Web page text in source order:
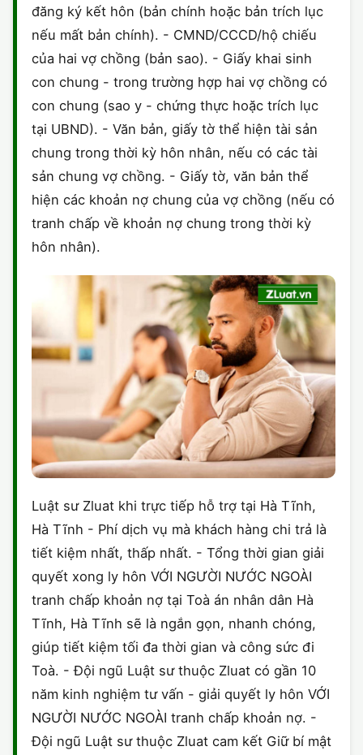
đăng ký kết hôn (bản chính hoặc bản trích lục
nếu mất bản chính). - CMND/CCCD/hộ chiếu
của hai vợ chồng (bản sao). - Giấy khai sinh
con chung - trong trường hợp hai vợ chồng có
con chung (sao y - chứng thực hoặc trích lục
tại UBND). - Văn bản, giấy tờ thể hiện tài sản
chung trong thời kỳ hôn nhân, nếu có các tài
sản chung vợ chồng. - Giấy tờ, văn bản thể
hiện các khoản nợ chung của vợ chồng (nếu có
tranh chấp về khoản nợ chung trong thời kỳ
hôn nhân).
Luật sư Zluat khi trực tiếp hỗ trợ tại Hà Tĩnh,
Hà Tĩnh - Phí dịch vụ mà khách hàng chi trả là
tiết kiệm nhất, thấp nhất. - Tổng thời gian giải
quyết xong ly hôn VỚI NGƯỜI NƯỚC NGOÀI
tranh chấp khoản nợ tại Toà án nhân dân Hà
Tĩnh, Hà Tĩnh sẽ là ngắn gọn, nhanh chóng,
giúp tiết kiệm tối đa thời gian và công sức đi
Toà. - Đội ngũ Luật sư thuộc Zluat có gần 10
năm kinh nghiệm tư vấn - giải quyết ly hôn VỚI
NGƯỜI NƯỚC NGOÀI tranh chấp khoản nợ. -
Đội ngũ Luật sư thuộc Zluat cam kết Giữ bí mật